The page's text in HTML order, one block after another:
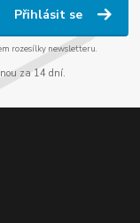
Přihlásit se
rozesílky newsletteru.
za 14 dní.